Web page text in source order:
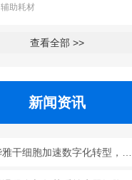
辅助耗材
查看全部 >>
新闻资讯